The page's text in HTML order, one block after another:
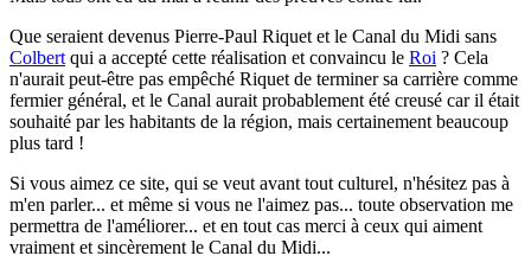
Que seraient devenus Pierre-Paul Riquet et le Canal du Midi sans
Colbert qui a accepté cette réalisation et convaincu le Roi ? Cela
n'aurait peut-être pas empêché Riquet de terminer sa carrière comme
fermier général, et le Canal aurait probablement été creusé car il était
souhaité par les habitants de la région, mais certainement beaucoup
plus tard !
Si vous aimez ce site, qui se veut avant tout culturel, n'hésitez pas à
m'en parler... et même si vous ne l'aimez pas... toute observation me
permettra de l'améliorer... et en tout cas merci à ceux qui aiment
vraiment et sincèrement le Canal du Midi...